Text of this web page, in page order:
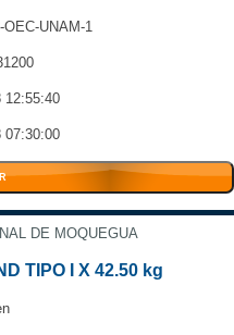
UNAM-1
12:55:40
07:30:00
DE MOQUEGUA
TIPO I X 42.50 kg